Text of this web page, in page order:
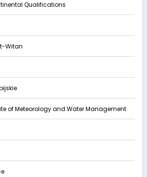
Qualifications
Witan
of Meteorology and Water Management